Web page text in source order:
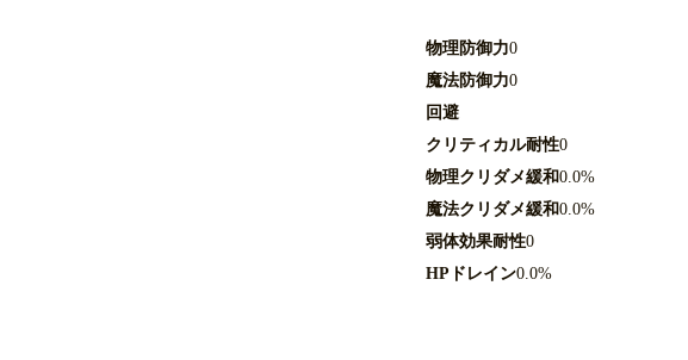
物理防御力0
魔法防御力0
回避
クリティカル耐性0
物理クリダメ緩和0.0%
魔法クリダメ緩和0.0%
弱体効果耐性0
HPドレイン0.0%